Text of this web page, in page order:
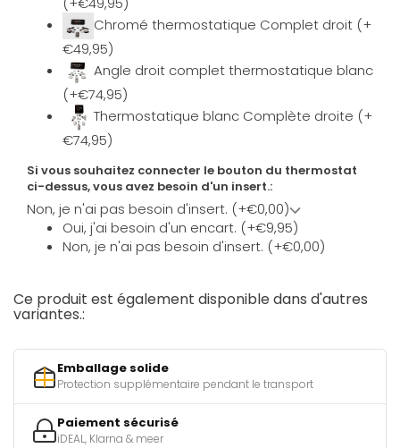
Chromé thermostatique Complet droit (+
€49,95)
Angle droit complet thermostatique blanc
(+€74,95)
Thermostatique blanc Complète droite (+
€74,95)
Si vous souhaitez connecter le bouton du thermostat
ci-dessus, vous avez besoin d'un insert.:
Non, je n'ai pas besoin d'insert. (+€0,00)
Oui, j'ai besoin d'un encart. (+€9,95)
Non, je n'ai pas besoin d'insert. (+€0,00)
Ce produit est également disponible dans d'autres
variantes.:
Emballage solide
Protection supplémentaire pendant le transport
Paiement sécurisé
iDEAL, Klarna & meer